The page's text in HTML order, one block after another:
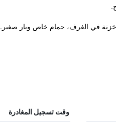
في الغرف، حمام خاص وبار صغير.
وقت تسجيل المغادرة